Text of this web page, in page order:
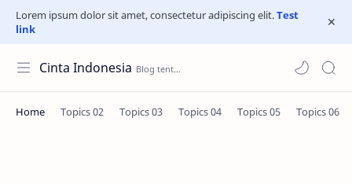
Lorem ipsum dolor sit amet, consectetur adipiscing elit.Test
link
Cinta Indonesia